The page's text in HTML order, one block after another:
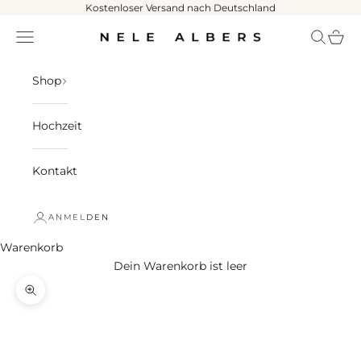
Zum Inhalt springenKostenloser Versand nach Deutschland
NELE ALBERS
Menü Suchen
Shop
Hochzeit
Kontakt
ANMELDEN
Warenkorb
Dein Warenkorb ist leer
Bild vergrößern